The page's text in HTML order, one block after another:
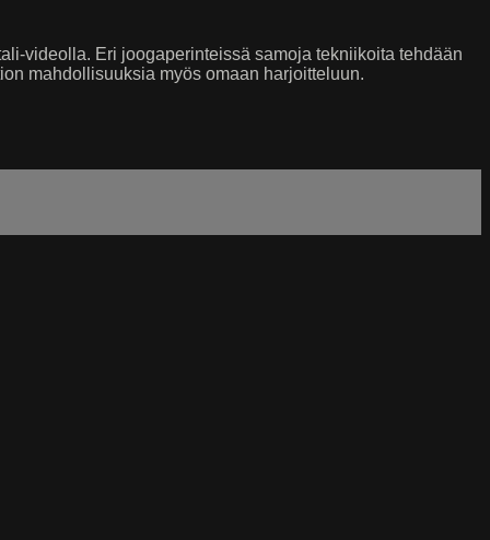
videolla. Eri joogaperinteissä samoja tekniikoita tehdään
mahdollisuuksia myös omaan harjoitteluun.